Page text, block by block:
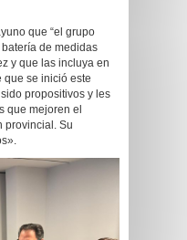
que “el grupo
de medidas
y que las incluya en
que se inició este
propositivos y les
que mejoren el
provincial. Su